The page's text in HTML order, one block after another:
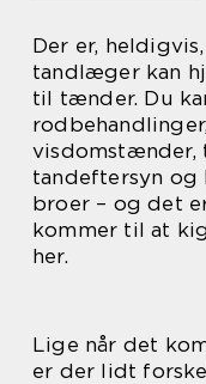
Der er,
tandlæger kan
til tænder. Du
visdomstænder,
tandeftersyn
broer – og det
kommer til at
her.
Lige når det
er der lidt